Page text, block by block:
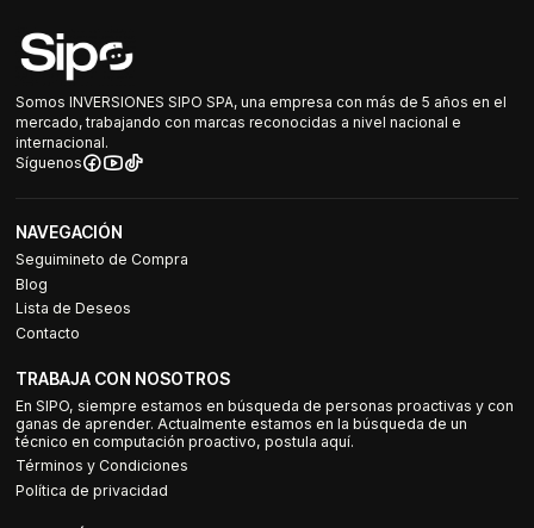
Somos INVERSIONES SIPO SPA, una empresa con más de 5 años en el
mercado, trabajando con marcas reconocidas a nivel nacional e
internacional.
Síguenos
NAVEGACIÓN
Seguimineto de Compra
Blog
Lista de Deseos
Contacto
TRABAJA CON NOSOTROS
En SIPO, siempre estamos en búsqueda de personas proactivas y con
ganas de aprender. Actualmente estamos en la búsqueda de un
técnico en computación proactivo, postula aquí.
Términos y Condiciones
Política de privacidad